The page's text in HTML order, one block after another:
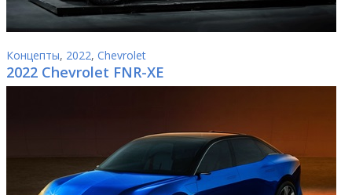
Концепты, 2022, Chevrolet
2022 Chevrolet FNR-XE